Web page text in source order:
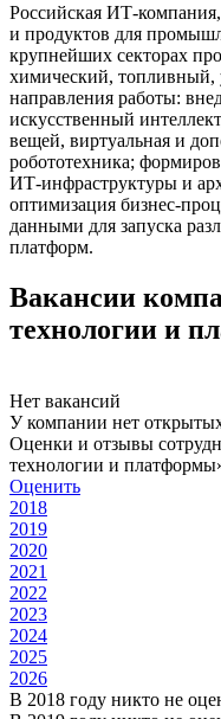
Российская ИТ-
и продуктов для
крупнейших секторах
химический,
направления работы:
искусственный
вещей, виртуальная и
робототехника;
ИТ-инфраструктуры и
оптимизация бизнес-
данными для запуска
платформ.
Вакансии
технологии и
Нет вакансий
У компании нет
Оценки и отзывы
технологии и
Оценить
2018
2019
2020
2021
2022
2023
2024
2025
2026
В 2018 году никто не